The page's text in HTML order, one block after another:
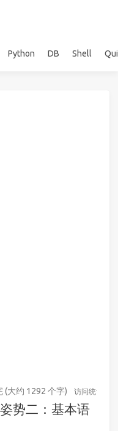
Python DB Shell
(大约 1292 个字) 访问统计
势二：基本语